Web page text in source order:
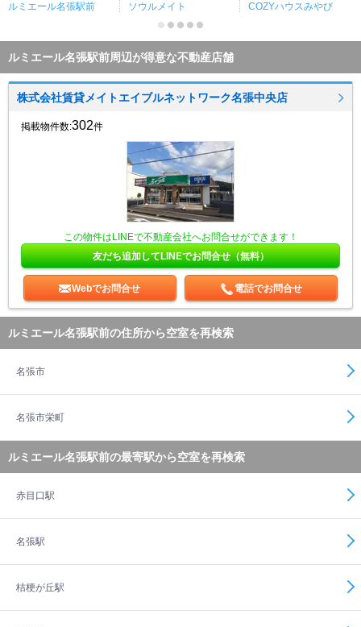
ルミエール名張駅前 ソウルメイト COZYハウスみやび
ルミエール名張駅前周辺が得意な不動産店舗
株式会社賃貸メイトエイブルネットワーク名張中央店
掲載物件数:302件
この物件はLINEで不動産会社へお問合せができます！
友だち追加してLINEでお問合せ（無料）
Webでお問合せ 電話でお問合せ
ルミエール名張駅前の住所から空室を再検索
名張市
名張市栄町
ルミエール名張駅前の最寄駅から空室を再検索
赤目口駅
名張駅
桔梗が丘駅